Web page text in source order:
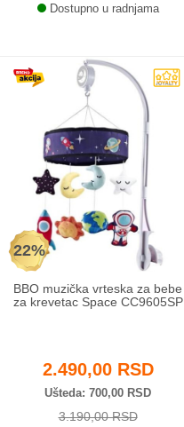
Dostupno u radnjama
22%
BBO muzička vrteska za bebe
za krevetac Space CC9605SP
2.490,00 RSD
Ušteda 700,00 RSD
3.190,00 RSD